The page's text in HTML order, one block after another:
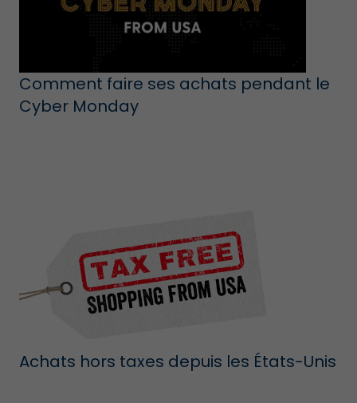
Comment faire ses achats pendant le
Cyber Monday
Achats hors taxes depuis les États-Unis